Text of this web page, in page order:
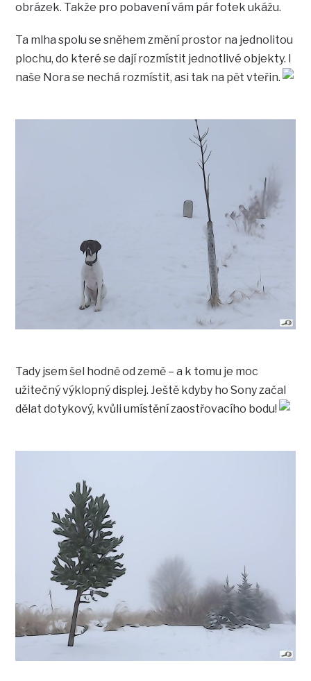
obrázek. Takže pro pobavení vám pár fotek ukážu.
Ta mlha spolu se sněhem změní prostor na jednolitou
plochu, do které se dají rozmístit jednotlivé objekty. I
naše Nora se nechá rozmístit, asi tak na pět vteřin.
Tady jsem šel hodně od země – a k tomu je moc
užitečný výklopný displej. Ještě kdyby ho Sony začal
dělat dotykový, kvůli umístění zaostřovacího bodu!